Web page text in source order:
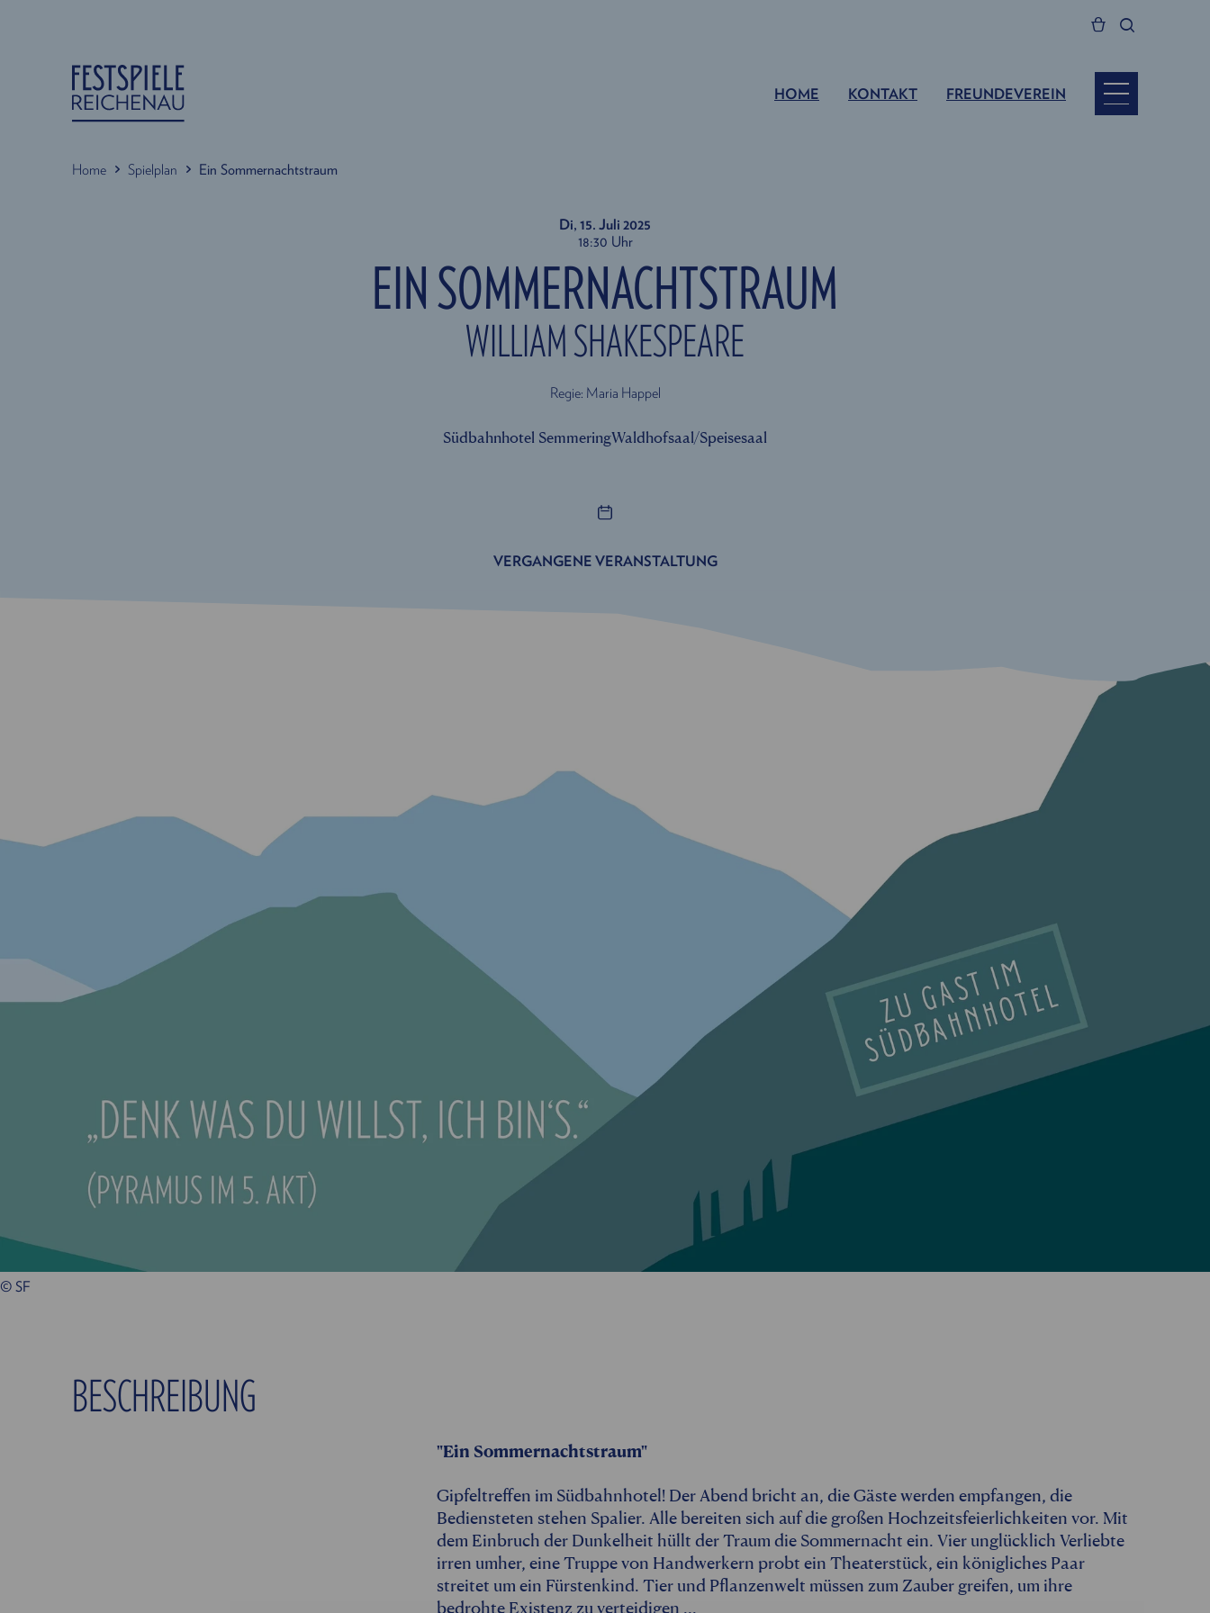
HOME KONTAKT FREUNDEVEREIN
Home Spielplan Ein Sommernachtstraum
Di, 15. Juli 2025
18:30 Uhr
EIN SOMMERNACHTSTRAUM
WILLIAM SHAKESPEARE
Regie: Maria Happel
Südbahnhotel SemmeringWaldhofsaal/Speisesaal
VERGANGENE VERANSTALTUNG
© SF
BESCHREIBUNG
"Ein Sommernachtstraum"
Gipfeltreffen im Südbahnhotel! Der Abend bricht an, die Gäste werden empfangen, die
Bediensteten stehen Spalier. Alle bereiten sich auf die großen Hochzeitsfeierlichkeiten vor. Mit
dem Einbruch der Dunkelheit hüllt der Traum die Sommernacht ein. Vier unglücklich Verliebte
irren umher, eine Truppe von Handwerkern probt ein Theaterstück, ein königliches Paar
streitet um ein Fürstenkind. Tier­ und Pflanzenwelt müssen zum Zauber greifen, um ihre
bedrohte Existenz zu verteidigen ...